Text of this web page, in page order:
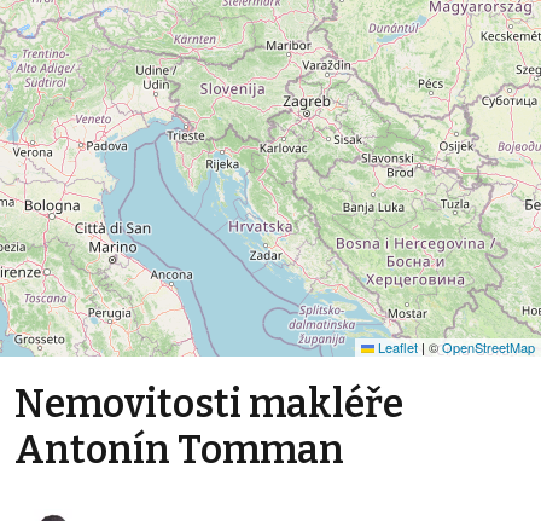
Leaflet | ©OpenStreetMap
Nemovitosti makléře
Antonín Tomman